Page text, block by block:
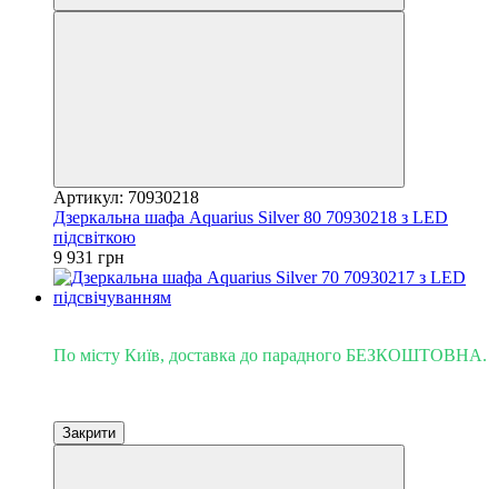
Артикул: 70930218
Дзеркальна шафа Aquarius Silver 80 70930218 з LED
підсвіткою
9 931 грн
По місту Київ, доставка до парадного БЕЗКОШТОВНА.
Закрити